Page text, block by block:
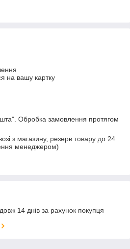
на вашу картку
Обробка замовлення протягом
з магазину, резерв товару до 24
менеджером)
14 днів за рахунок покупця